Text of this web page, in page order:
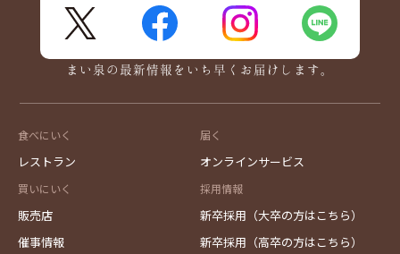
FaceBook Instagram
まい泉の最新情報をいち早くお届けします。
食べにいく
レストラン
買いにいく
販売店
催事情報
届く
オンラインサービス
採用情報
新卒採用（大卒の方はこちら）
新卒採用（高卒の方はこちら）